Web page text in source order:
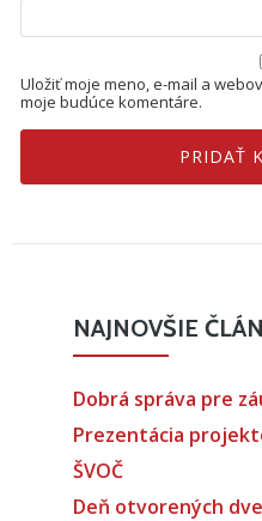
Uložiť moje meno, e-mail a
moje budúce komentáre.
NAJNOVŠIE
Dobrá správa pre
Prezentácia
ŠVOČ
Deň otvorených